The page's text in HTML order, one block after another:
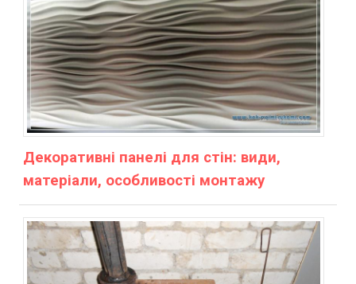
Декоративні панелі для стін: види,
матеріали, особливості монтажу